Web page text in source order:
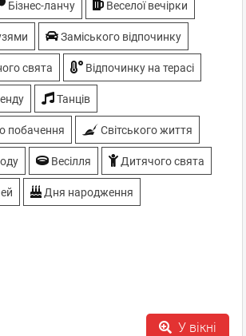
Бiзнес-ланчу Веселої вечірки
Заміського відпочинку
свята Відпочинку на терасі
Танців
побачення Світського життя
Весілля Дитячого свята
Дня народження
У вікні